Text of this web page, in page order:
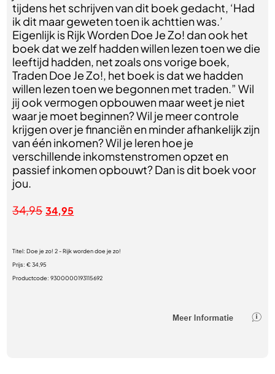
tijdens het schrijven van dit boek gedacht, ‘Had
ik dit maar geweten toen ik achttien was.’
Eigenlijk is Rijk Worden Doe Je Zo! dan ook het
boek dat we zelf hadden willen lezen toen we die
leeftijd hadden, net zoals ons vorige boek,
Traden Doe Je Zo!, het boek is dat we hadden
willen lezen toen we begonnen met traden.” Wil
jij ook vermogen opbouwen maar weet je niet
waar je moet beginnen? Wil je meer controle
krijgen over je financiën en minder afhankelijk zijn
van één inkomen? Wil je leren hoe je
verschillende inkomstenstromen opzet en
passief inkomen opbouwt? Dan is dit boek voor
jou.
34,95 34,95
Titel:Doe je zo! 2 - Rijk worden doe je zo!
Prijs:€ 34,95
Productcode:9300000193115692